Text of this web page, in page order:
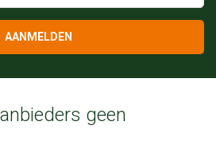
AANMELDEN
geen